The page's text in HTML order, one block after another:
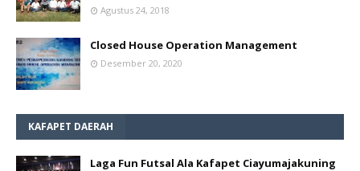
Agustus 24, 2018
Closed House Operation Management
Desember 20, 2020
KAFAPET DAERAH
Laga Fun Futsal Ala Kafapet Ciayumajakuning